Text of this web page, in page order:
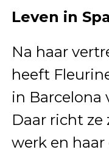
Leven in
Na haar
heeft
in Barcelona
Daar richt
werk en haar